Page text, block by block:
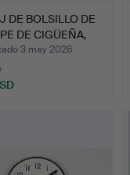
DE BOLSILLO DE
DE CIGÜEÑA,
3 may 2026